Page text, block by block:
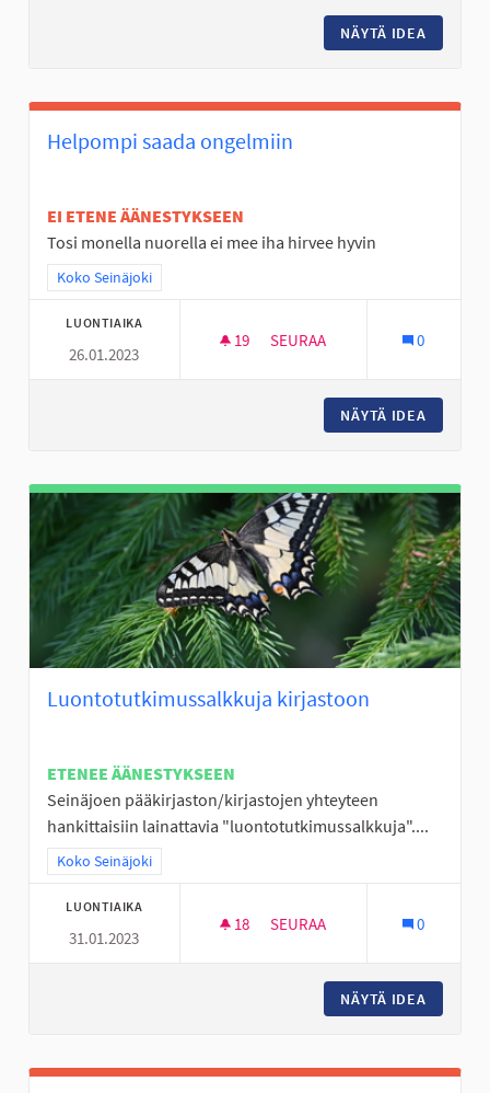
NÄYTÄ IDEA
Helpompi saada ongelmiin
EI ETENE ÄÄNESTYKSEEN
Tosi monella nuorella ei mee iha hirvee hyvin
Rajaa tulokset teeman mukaan: Koko Seinäjoki
Koko Seinäjoki
LUONTIAIKA
26.01.2023
19 19 SEURAAJAA
SEURAA 0
NÄYTÄ IDEA
Luontotutkimussalkkuja kirjastoon
ETENEE ÄÄNESTYKSEEN
Seinäjoen pääkirjaston/kirjastojen yhteyteen
hankittaisiin lainattavia "luontotutkimussalkkuja"....
Rajaa tulokset teeman mukaan: Koko Seinäjoki
Koko Seinäjoki
LUONTIAIKA
31.01.2023
18 18 SEURAAJAA
SEURAA 0
NÄYTÄ IDEA